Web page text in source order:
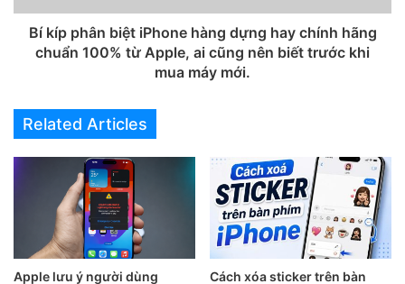
Bí kíp phân biệt iPhone hàng dựng hay chính hãng
chuẩn 100% từ Apple, ai cũng nên biết trước khi
mua máy mới.
Related Articles
Apple lưu ý người dùng Cách xóa sticker trên bàn